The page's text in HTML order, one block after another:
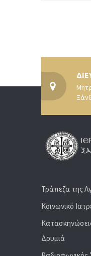
Τράπεζα της
Κοινωνικό
Δρυμιά